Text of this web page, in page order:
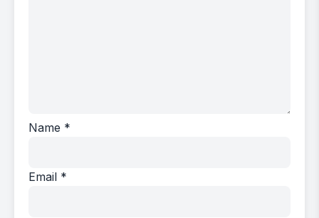
Name *
Email *